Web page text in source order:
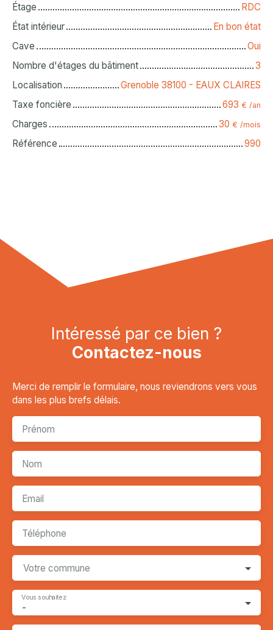
Étage
RDC
État intérieur
En bon état
Cave
Oui
Nombre d'étages du bâtiment
3
Localisation
Grenoble 38100 - EAUX CLAIRES
Taxe foncière
693 € /an
Charges 30 € /mois
Référence 990
Intéressé par ce bien ?
Contactez-nous
Merci de remplir le formulaire, nous reviendrons vers vous
dans les plus brefs délais.
Prénom
Nom
Email
Téléphone
Votre commune
-
Vous souhaitez